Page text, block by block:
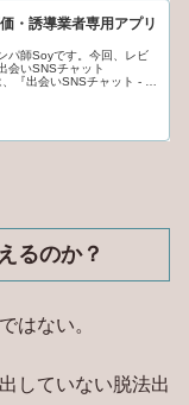
・誘導業者専用アプリ
パ師Soyです。今回、レビ
会いSNSチャット
『出会いSNSチャット - 出
るのか？
はない。
していない脱法出